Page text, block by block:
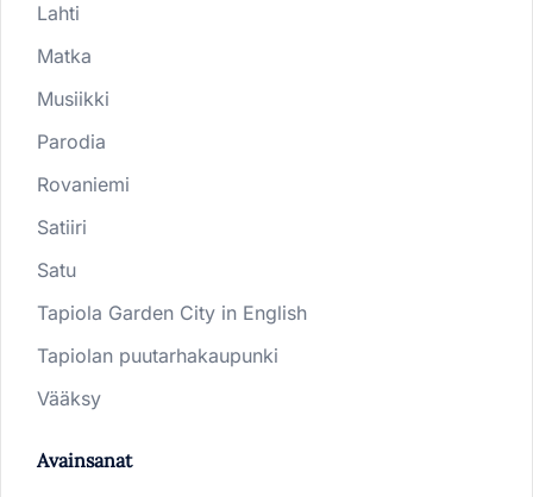
Lahti
Matka
Musiikki
Parodia
Rovaniemi
Satiiri
Satu
Tapiola Garden City in English
Tapiolan puutarhakaupunki
Vääksy
Avainsanat